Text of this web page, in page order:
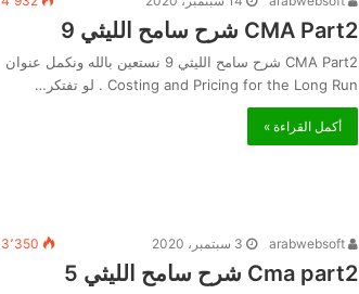
CMA Part2 شرح سامح الليثي 9
CMA Part2 شرح سامح الليثي 9 نستعين بالله ونكمل عنوان
Costing and Pricing for the Long Run . لو تفتكر…
أكمل القراءة »
3 سبتمبر، 2020 3٬350
Cma part2 شرح سامح الليثي 5